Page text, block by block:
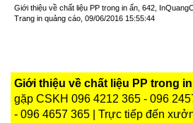
Giới thiệu về chất liệu PP trong in ấn, 642,
Trang in quảng cáo, 09/06/2016 15:55:44
Giới thiệu về chất liệu PP trong
gặp CSKH 096 4212 365 - 096
- 096 4657 365 | Trực tiếp đến